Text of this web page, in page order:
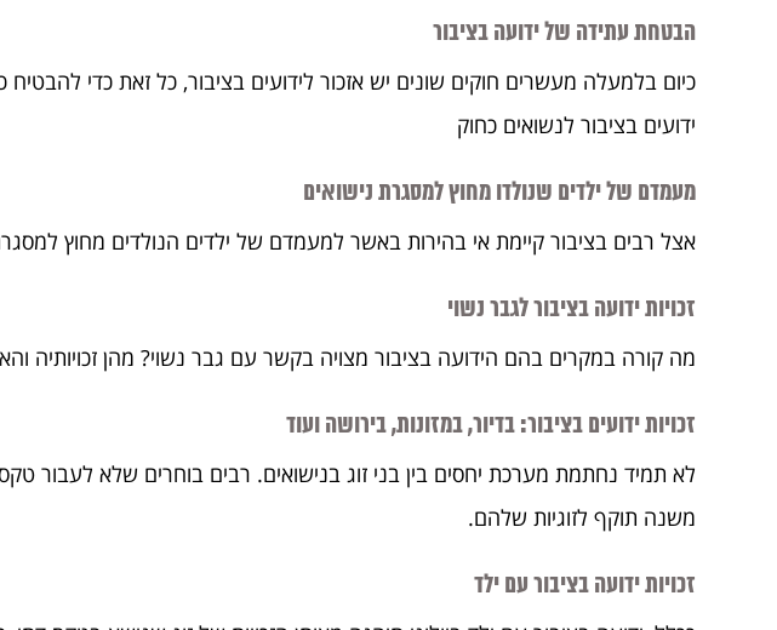
הבטחת עתידה של ידועה בציבור
כיום בלמעלה מעשרים חוקים שונים יש אזכור לידועים בציבור, כל זאת כדי להבטיח
ידועים בציבור לנשואים כחוק
מעמדם של ילדים שנולדו מחוץ למסגרת נישואים
אצל רבים בציבור קיימת אי בהירות באשר למעמדם של ילדים הנולדים מחוץ
זכויות ידועה בציבור לגבר נשוי
מה קורה במקרים בהם הידועה בציבור מצויה בקשר עם גבר נשוי? מהן זכויותיה
זכויות ידועים בציבור: בדיור, במזונות, בירושה ועוד
לא תמיד נחתמת מערכת יחסים בין בני זוג בנישואים. רבים בוחרים שלא לעבור
משנה תוקף לזוגיות שלהם.
זכויות ידועה בציבור עם ילד